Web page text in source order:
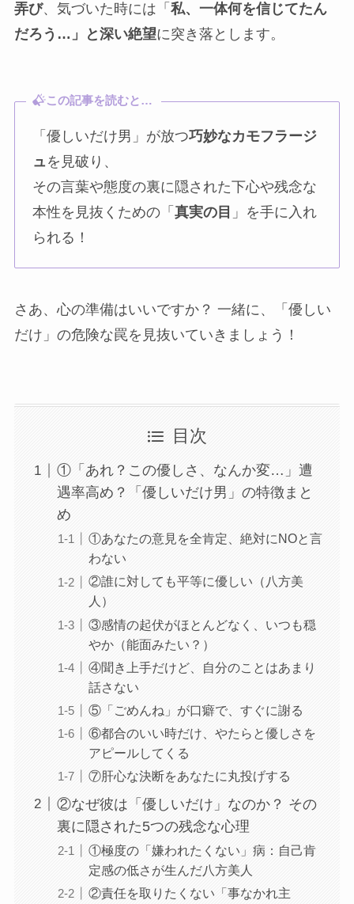
弄び、気づいた時には「 私、一体何を信じてたん
だろう…」と深い絶望に突き落とします。
この記事を読むと…
「優しいだけ男」が放つ巧妙なカモフラージ
ュ を見破り、
その言葉や態度の裏に隠された下心や残念な
本性を見抜くための「真実の目 」を手に入れ
られる！
さあ、心の準備はいいですか？ 一緒に、「優しい
だけ」の危険な罠を見抜いていきましょう！
目次
①「あれ？この優しさ、なんか変…」遭
遇率高め？「優しいだけ男」の特徴まと
め
①あなたの意見を全肯定、絶対にNOと言
わない
②誰に対しても平等に優しい（八方美
人）
③感情の起伏がほとんどなく、いつも穏
やか（能面みたい？）
④聞き上手だけど、自分のことはあまり
話さない
⑤「ごめんね」が口癖で、すぐに謝る
⑥都合のいい時だけ、やたらと優しさを
アピールしてくる
⑦肝心な決断をあなたに丸投げする
②なぜ彼は「優しいだけ」なのか？ その
裏に隠された5つの残念な心理
①極度の「嫌われたくない」病：自己肯
定感の低さが生んだ八方美人
②責任を取りたくない「事なかれ主